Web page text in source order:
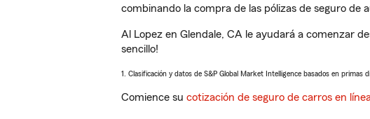
combinando la compra de las pólizas de seguro de
Al Lopez en Glendale, CA le ayudará a comenzar
sencillo!
1. Clasificación y datos de S&P Global Market Intelligence basados en primas
Comience su cotización de seguro de carros en